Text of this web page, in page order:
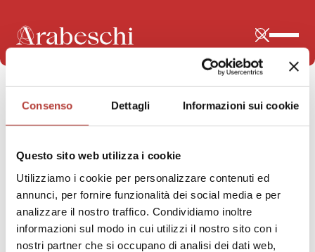
Consenso Dettagli Informazioni sui cookie
Questo sito web utilizza i cookie
Utilizziamo i cookie per personalizzare contenuti ed
annunci, per fornire funzionalità dei social media e per
analizzare il nostro traffico. Condividiamo inoltre
informazioni sul modo in cui utilizzi il nostro sito con i
nostri partner che si occupano di analisi dei dati web,
STAI VISUALIZZANDO
letteratura